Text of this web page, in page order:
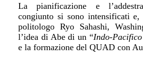
La pianificazione e l’
congiunto si sono intensificati e,
politologo Ryo Sahashi,
l’idea di Abe di un “Indo-
e la formazione del QUAD con